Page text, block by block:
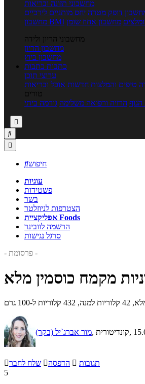
מחשבוני תזונה ובריאות
דופק מטרה יחס מותניים לירכיים
מחשבון BMI מחשבון אחוז שומן
מחשבוני הריון ולידה
מחשבון הריון
מחשבון ביוץ
כתבות כתבות
ערוצי תוכן
טיפים והמלצות חדשות אוכל ובריאות
טורים
הגוף הרזיה ורפואה משלימה גורמה ביתי



חיפוש
עוגיות
פשטידות
בשר
הצטרפות לניוזלטר
אפליקציית Foods
הרשמה לוובינר
סרגל נגישות
- פרסומת -
מקמח כוסמין מלא
גרם
מור אברג`יל (בקר) , קונדיטורית,
שלח לחבר הדפסה  תגובות
5